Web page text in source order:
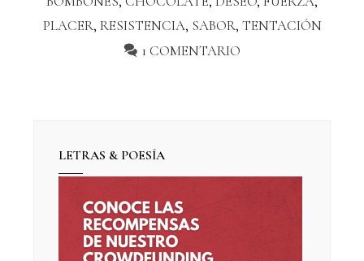
PLACER, RESISTENCIA, SABOR, TENTACIÓN
1 COMENTARIO
LETRAS & POESÍA